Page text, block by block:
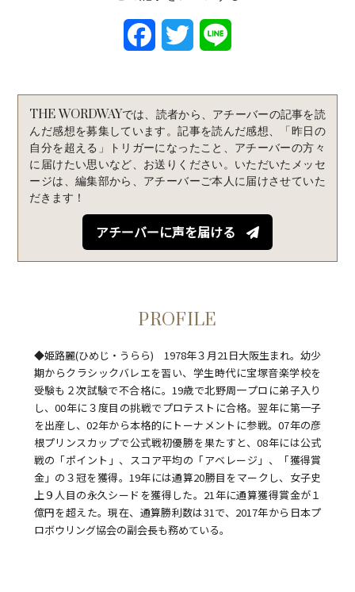
c
e
b
o
k
i
t
t
r
n
e
THE WORDWAYでは、読者から、アチーバーの記事を読
んだ感想を募集しています。記事を読んだ感想、「昨日の
自分を超える」トリガーになったこと、アチーバーの方々
に届けたい思いなど、お送りください。いただいたメッセ
ージは、編集部から、アチーバーご本人に届けさせていた
だきます！
アチーバーに声を届ける
PROFILE
◆姫路麗(ひめじ・うらら) 1978年３月21日大阪生まれ。幼少
期からクラシックバレエを習い、学生時代に宝塚音楽学校を
受験も２次試験で不合格に。19歳で北野周一プロに弟子入り
し、00年に３度目の挑戦でプロテストに合格。翌年に第一子
を出産し、02年から本格的にトーナメントに参戦。07年の彦
根プリンスカップで公式戦初優勝を果たすと、08年には公式
戦の「ポイント」、スコア平均の「アベレージ」、「獲得賞
金」の３冠を獲得。19年には通算20勝目をマークし、女子史
上９人目の永久シードを獲得した。21年に通算獲得賞金が１
億円を超えた。現在、通算勝利数は31で、2017年から日本プ
ロボウリング協会の副会長も務めている。